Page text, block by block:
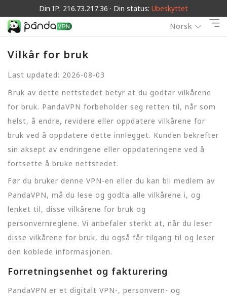
Din IP: 216.73.217.36 · Din status: Ubeskyttet
Norsk
Vilkår for bruk
Last updated: 2026-08-03
Bruk av dette nettstedet betyr at du godtar vilkårene
for bruk. PandaVPN forbeholder seg retten til, når som
helst, å endre, revidere eller oppdatere vilkårene for
bruk ved å oppdatere dette innlegget. Kunden bekrefter
sin aksept av endringene eller oppdateringene ved å
fortsette å bruke nettstedet.
Før du bruker denne VPN-en eller du kan bli medlem av
PandaVPN, må du lese og godta alle vilkårene i, og
lenket til, disse vilkårene for bruk og
personvernreglene. Vi anbefaler sterkt at, når du leser
disse vilkårene for bruk, du også får tilgang til og leser
den koblede informasjonen.
Forretningsenhet og fakturering
PandaVPN er et digitalt VPN-, personvern- og